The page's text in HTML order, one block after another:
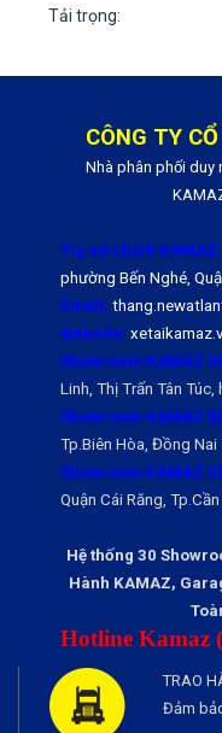
Tải trọng:
CÔNG TY
Nhà phân phối duy
Trụ sở chính KAMAZ:
phường Bến Nghé,
Email:
Website:
Showroom KAMAZ
Linh, Thị Trấn Tân Túc,
Showroom KAMAZ
Tp.Biên Hòa, Đồng Nai
Showroom KAMAZ
Quận Cái Răng,
Hệ thống 30
Hành KAMAZ,
Hotline Kamaz
TRAO
Đảm